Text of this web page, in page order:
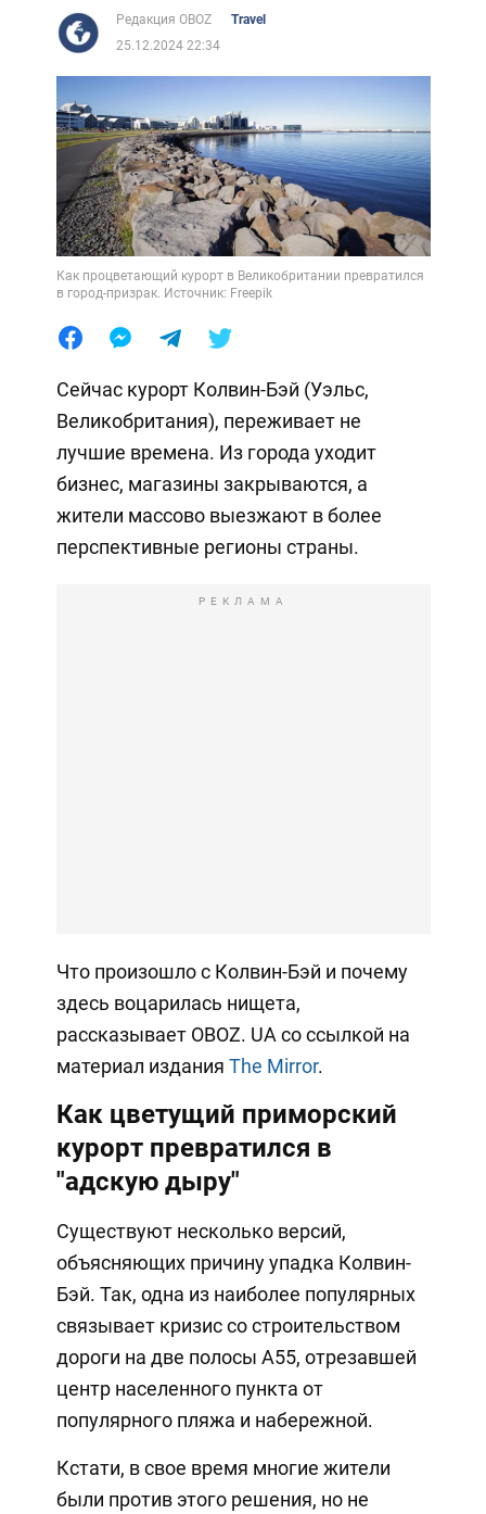
Редакция OBOZ
Travel
25.12.2024 22:34
Как процветающий курорт в Великобритании превратился
в город-призрак. Источник: Freepik
Сейчас курорт Колвин-Бэй (Уэльс,
Великобритания), переживает не
лучшие времена. Из города уходит
бизнес, магазины закрываются, а
жители массово выезжают в более
перспективные регионы страны.
РЕКЛАМА
Что произошло с Колвин-Бэй и почему
здесь воцарилась нищета,
рассказывает OBOZ. UA со ссылкой на
материал издания The Mirror.
Как цветущий приморский
курорт превратился в
"адскую дыру"
Существуют несколько версий,
объясняющих причину упадка Колвин-
Бэй. Так, одна из наиболее популярных
связывает кризис со строительством
дороги на две полосы А55, отрезавшей
центр населенного пункта от
популярного пляжа и набережной.
Кстати, в свое время многие жители
были против этого решения, но не